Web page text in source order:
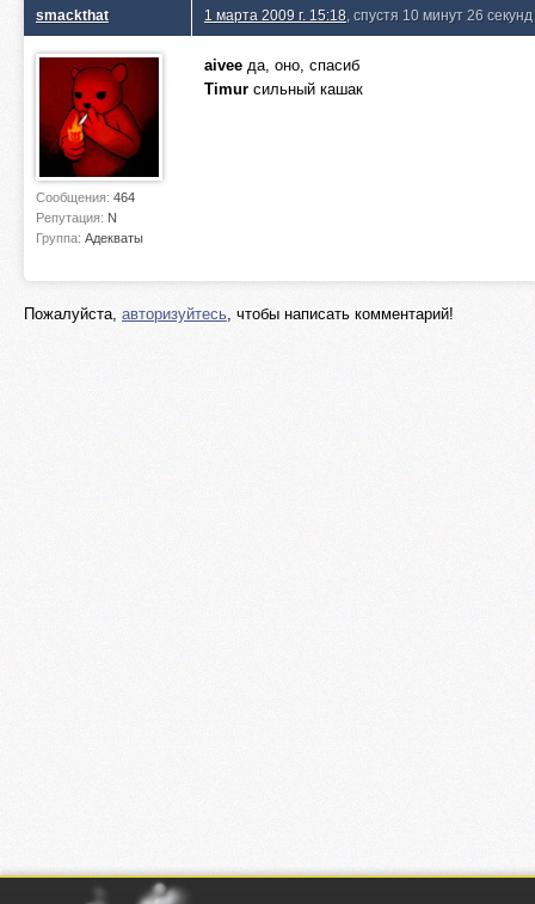
smackthat
Сообщения: 464
Репутация: N
Группа: Адекваты
1 марта 2009 г. 15:18 , спустя 10 минут 26 секунд
aivee да, оно, спасиб
Timur сильный кашак
Пожалуйста, авторизуйтесь, чтобы написать комментарий!